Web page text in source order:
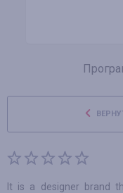
It is a designer brand